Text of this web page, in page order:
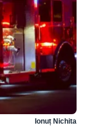
Ionuț Nichita